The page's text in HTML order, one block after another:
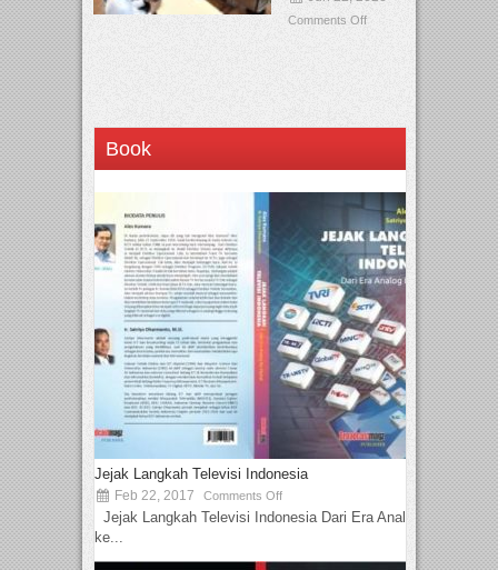
Comments Off
Book
Jejak Langkah Televisi Indonesia
Feb 22, 2017 Comments Off
Jejak Langkah Televisi Indonesia Dari Era Analog
ke...